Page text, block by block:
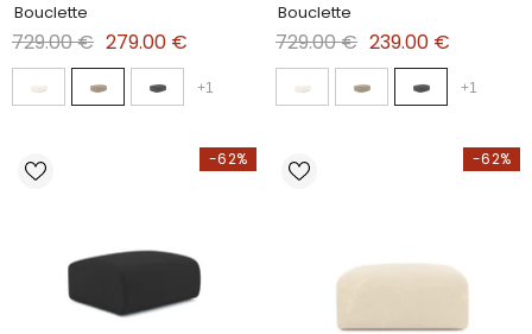
Bouclette
729.00 € 279.00 €
+1
Bouclette
729.00 € 239.00 €
+1
-62% -62%